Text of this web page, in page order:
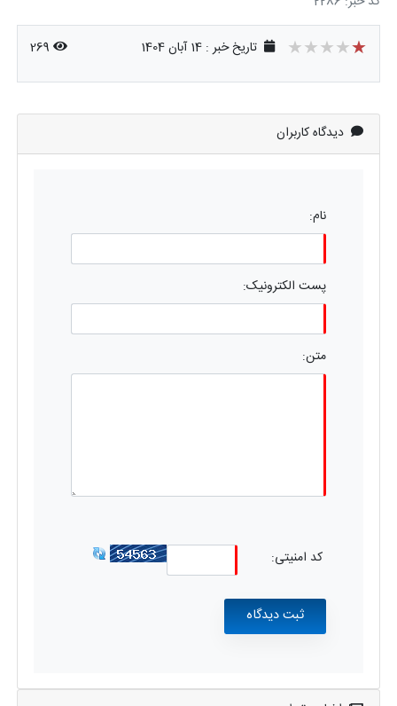
★★★★★
★★★★★
★★★★★ تاریخ خبر : 14 آبان 1404 269
دیدگاه کاربران
نام:
پست الکترونیک:
متن:
کد امنیتی: